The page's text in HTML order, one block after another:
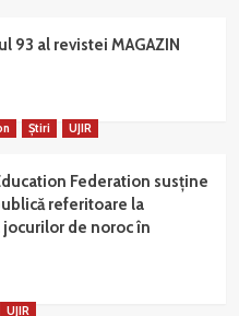
93 al revistei MAGAZIN
Știri UJIR
Federation susține
referitoare la
de noroc în
UJIR